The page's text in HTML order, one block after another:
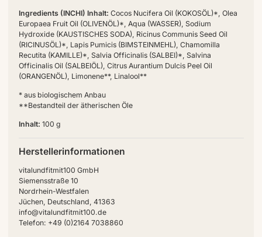
Ingredients (INCHI) Inhalt: Cocos Nucifera Oil (KOKOSÖL)*, Olea
Europaea Fruit Oil (OLIVENÖL)*, Aqua (WASSER), Sodium
Hydroxide (KAUSTISCHES SODA), Ricinus Communis Seed Oil
(RICINUSÖL)*, Lapis Pumicis (BIMSTEINMEHL), Chamomilla
Recutita (KAMILLE)*, Salvia Officinalis (SALBEI)*, Salvina
Officinalis Oil (SALBEIÖL), Citrus Aurantium Dulcis Peel Oil
(ORANGENÖL), Limonene**, Linalool**
* aus biologischem Anbau
**Bestandteil der ätherischen Öle
Inhalt: 100 g
Herstellerinformationen
vitalundfitmit100 GmbH
Siemensstraße 10
Nordrhein-Westfalen
Jüchen, Deutschland, 41363
info@vitalundfitmit100.de
Telefon: +49 (0)2164 7038860